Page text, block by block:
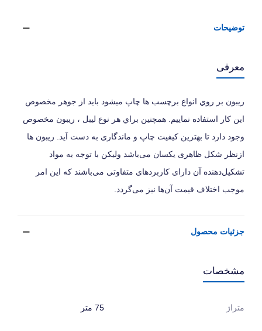
توضیحات
معرفی
ریبون بر روي انواع برچسب ها چاپ میشود بايد از جوهر مخصوص
این کار استفاده نماییم. همچنين براي هر نوع ليبل ، ريبون مخصوص
وجود دارد تا بهترين كيفيت چاپ و ماندگاری به دست آيد. ریبون ها
ازنظر شکل ظاهری یکسان می‌باشد ولیکن با توجه به مواد
تشکیل‌دهنده آن دارای کاربردهای متفاوتی می‌باشند که این امر
موجب اختلاف قیمت آن‌ها نیز می‌گردد.
جزئیات محصول
مشخصات
متراژ 75 متر